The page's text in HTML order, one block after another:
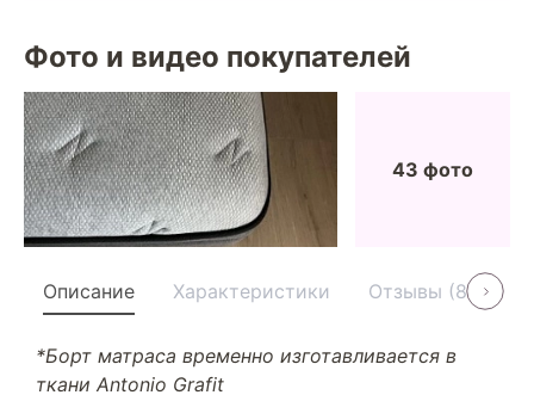
Фото и видео покупателей
43 фото
Описание Характеристики Отзывы (80)
*Борт матраса временно изготавливается в
ткани Antonio Grafit